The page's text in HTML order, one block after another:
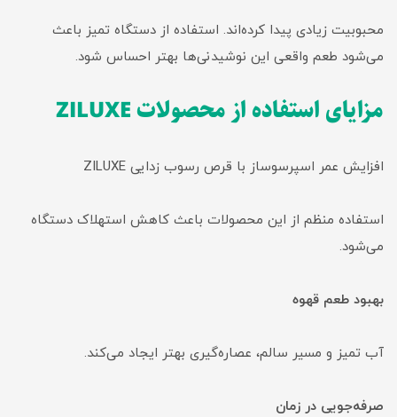
محبوبیت زیادی پیدا کرده‌اند. استفاده از دستگاه تمیز باعث
می‌شود طعم واقعی این نوشیدنی‌ها بهتر احساس شود.
مزایای استفاده از محصولات ZILUXE
افزایش عمر اسپرسوساز با قرص رسوب زدایی ZILUXE
استفاده منظم از این محصولات باعث کاهش استهلاک دستگاه
می‌شود.
بهبود طعم قهوه
آب تمیز و مسیر سالم، عصاره‌گیری بهتر ایجاد می‌کند.
صرفه‌جویی در زمان